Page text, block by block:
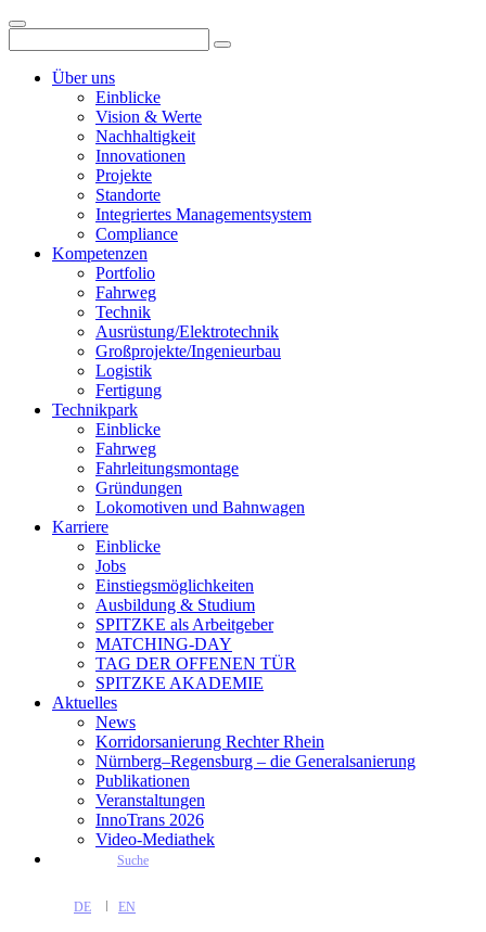
Über uns
Einblicke
Vision & Werte
Nachhaltigkeit
Innovationen
Projekte
Standorte
Integriertes Managementsystem
Compliance
Kompetenzen
Portfolio
Fahrweg
Technik
Ausrüstung/Elektrotechnik
Großprojekte/Ingenieurbau
Logistik
Fertigung
Technikpark
Einblicke
Fahrweg
Fahrleitungsmontage
Gründungen
Lokomotiven und Bahnwagen
Karriere
Einblicke
Jobs
Einstiegsmöglichkeiten
Ausbildung & Studium
SPITZKE als Arbeitgeber
MATCHING-DAY
TAG DER OFFENEN TÜR
SPITZKE AKADEMIE
Aktuelles
News
Korridorsanierung Rechter Rhein
Nürnberg–Regensburg – die Generalsanierung
Publikationen
Veranstaltungen
InnoTrans 2026
Video-Mediathek
Suche
DE EN